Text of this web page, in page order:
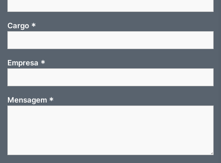
Cargo *
Empresa *
Mensagem *